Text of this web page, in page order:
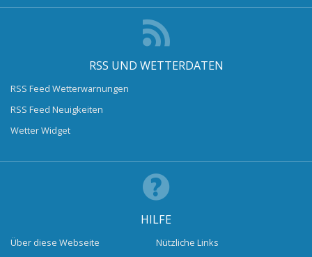
RSS UND WETTERDATEN
RSS Feed Wetterwarnungen
RSS Feed Neuigkeiten
Wetter Widget
HILFE
Über diese Webseite
Nützliche Links